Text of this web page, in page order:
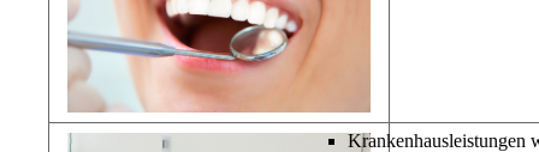
Krankenhausleistungen